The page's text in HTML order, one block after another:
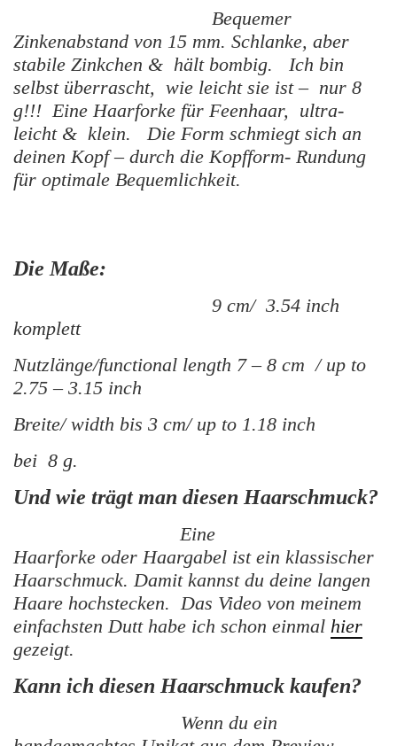
Bequemer
Zinkenabstand von 15 mm. Schlanke, aber
stabile Zinkchen & hält bombig. Ich bin
selbst überrascht, wie leicht sie ist – nur 8
g!!!Eine Haarforke für Feenhaar, ultra-
leicht & klein.Die Form schmiegt sich an
deinen Kopf – durch die Kopfform- Rundung
für optimale Bequemlichkeit.
Die Maße:
9 cm/ 3.54 inch
komplett
Nutzlänge/functional length 7 – 8 cm / up to
2.75 – 3.15 inch
Breite/ width bis 3 cm/ up to 1.18 inch
bei 8 g.
Und wie trägt man diesen Haarschmuck?
Eine
Haarforke oder Haargabel ist ein klassischer
Haarschmuck. Damit kannst du deine langen
Haare hochstecken. Das Video von meinem
einfachsten Dutt habe ich schon einmal hier
gezeigt.
Kann ich diesen Haarschmuck kaufen?
Wenn du ein